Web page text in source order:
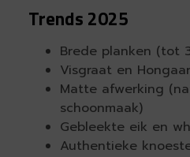
Trends 2025
Brede planken (tot
Visgraat en
Matte afwerking
schoonmaak)
Gebleekte eik en
Authentieke